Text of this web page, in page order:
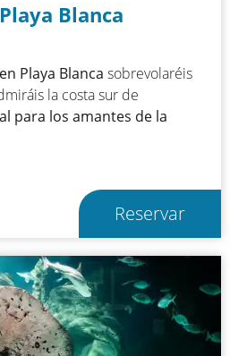
Blanca
Playa Blanca sobrevolaréis
la costa sur de
para los amantes de la
Reservar